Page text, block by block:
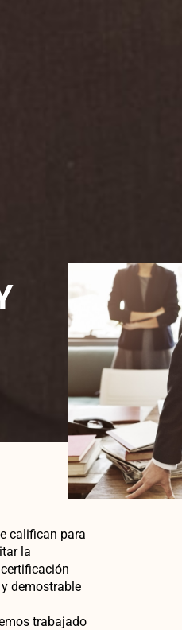
califican para
la
demostrable
trabajado